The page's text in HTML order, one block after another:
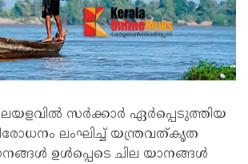
സർക്കാർ ഏർപ്പെടുത്തിയ
ലംഘിച്ച് യന്ത്രവത്കൃത
ഉൾപ്പെടെ ചില യാനങ്ങൾ